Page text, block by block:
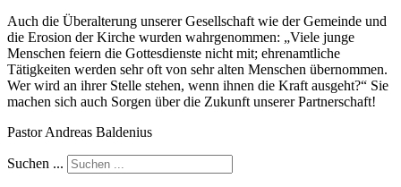
Auch die Überalterung unserer Gesellschaft wie der Gemeinde und
die Erosion der Kirche wurden wahrgenommen: „Viele junge
Menschen feiern die Gottesdienste nicht mit; ehrenamtliche
Tätigkeiten werden sehr oft von sehr alten Menschen übernommen.
Wer wird an ihrer Stelle stehen, wenn ihnen die Kraft ausgeht?“ Sie
machen sich auch Sorgen über die Zukunft unserer Partnerschaft!
Pastor Andreas Baldenius
Suchen ...